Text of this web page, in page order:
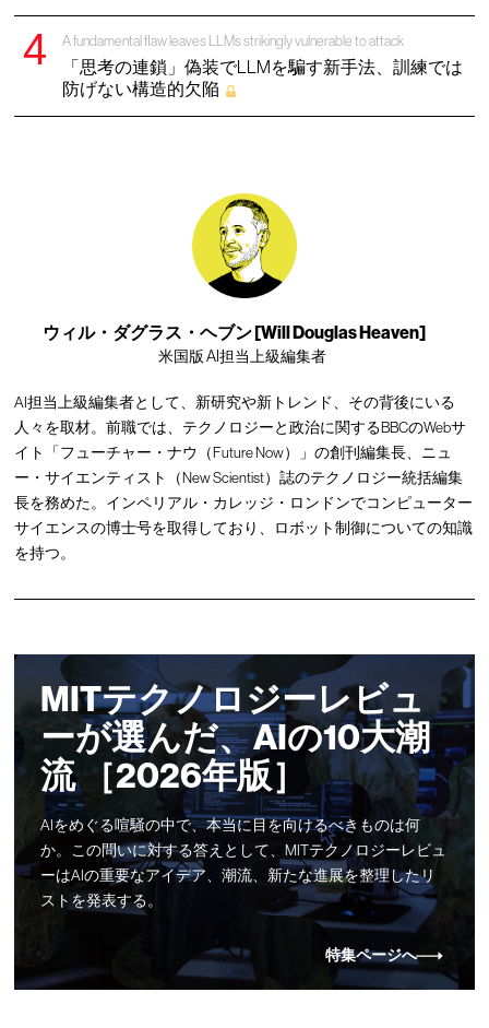
A fundamental flaw leaves LLMs strikingly vulnerable to attack
「思考の連鎖」偽装でLLMを騙す新手法、訓練では
防げない構造的欠陥
ウィル・ダグラス・ヘブン [Will Douglas Heaven]
米国版 AI担当上級編集者
AI担当上級編集者として、新研究や新トレンド、その背後にいる
人々を取材。前職では、テクノロジーと政治に関するBBCのWebサ
イト「フューチャー・ナウ（Future Now）」の創刊編集長、ニュ
ー・サイエンティスト（New Scientist）誌のテクノロジー統括編集
長を務めた。インペリアル・カレッジ・ロンドンでコンピューター
サイエンスの博士号を取得しており、ロボット制御についての知識
を持つ。
MITテクノロジーレビュ
ーが選んだ、AIの10大潮
流 ［2026年版］
AIをめぐる喧騒の中で、本当に目を向けるべきものは何
か。この問いに対する答えとして、MITテクノロジーレビュ
ーはAIの重要なアイデア、潮流、新たな進展を整理したリ
ストを発表する。
特集ページへ